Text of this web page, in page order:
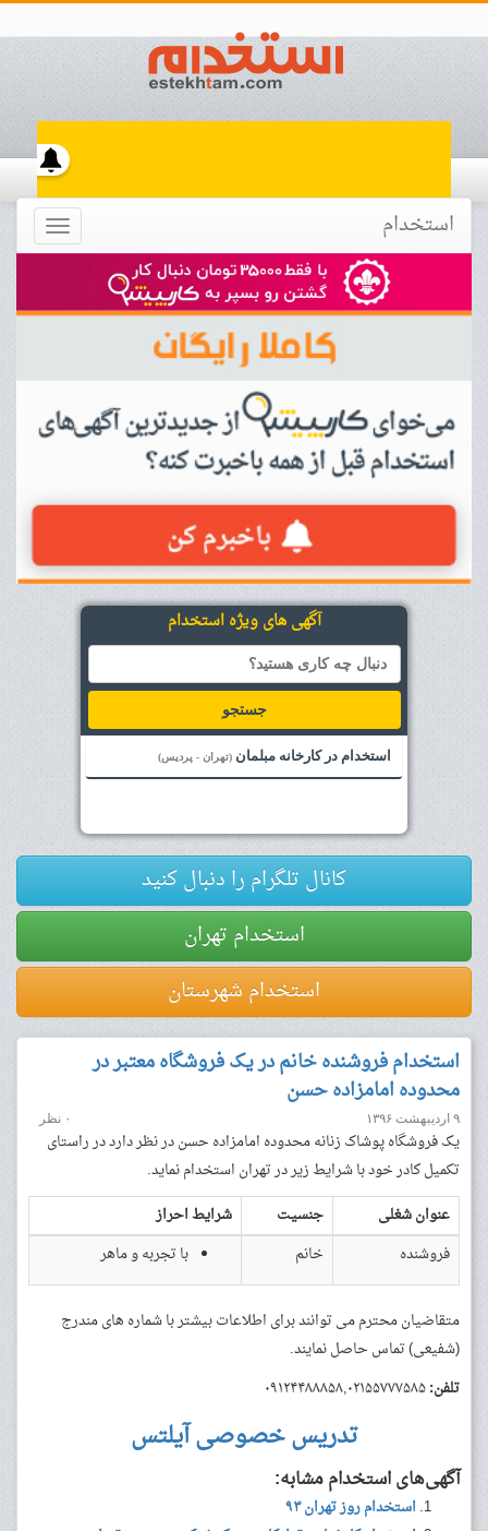
Toggle استخدام
آگهی های ویژه استخدام
جستجو
استخدام در کارخانه مبلمان (تهران - پردیس)
کانال تلگرام را دنبال کنید
استخدام تهران
استخدام شهرستان
استخدام فروشنده خانم در یک فروشگاه معتبر در
محدوده امامزاده حسن
۹ اردیبهشت ۱۳۹۶ ۰ نظر
یک فروشگاه پوشاک زنانه محدوده امامزاده حسن در نظر دارد در راستای
تکمیل کادر خود با شرایط زیر در تهران استخدام نماید.
عنوان شغلی
جنسیت
شرایط احراز
فروشنده
خانم با تجربه و ماهر
متقاضیان محترم می توانند برای اطلاعات بیشتر با شماره های مندرج
(شفیعی) تماس حاصل نمایند.
تلفن:۰۹۱۲۴۴۸۸۸۵۸,۰۲۱۵۵۷۷۷۵۸۵
تدریس خصوصی آیلتس
آگهی‌های استخدام مشابه:
استخدام روز تهران ۹۳